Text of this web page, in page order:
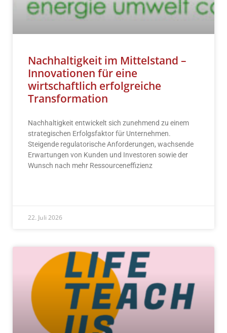
Nachhaltigkeit im Mittelstand –
Innovationen für eine
wirtschaftlich erfolgreiche
Transformation
Nachhaltigkeit entwickelt sich zunehmend zu einem
strategischen Erfolgsfaktor für Unternehmen.
Steigende regulatorische Anforderungen, wachsende
Erwartungen von Kunden und Investoren sowie der
Wunsch nach mehr Ressourceneffizienz
22. Juli 2026